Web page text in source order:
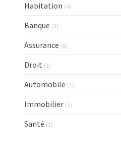
Habitation (4)
Banque (3)
Assurance (8)
Droit (1)
Automobile (1)
Immobilier (1)
Santé (1)